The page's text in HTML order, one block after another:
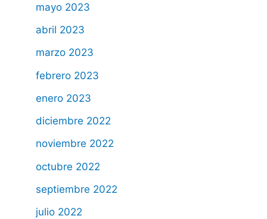
mayo 2023
abril 2023
marzo 2023
febrero 2023
enero 2023
diciembre 2022
noviembre 2022
octubre 2022
septiembre 2022
julio 2022